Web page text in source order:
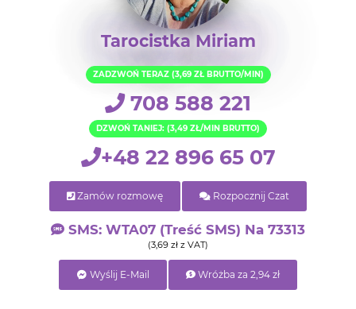
Tarocistka Miriam
ZADZWOŃ TERAZ (3,69 ZŁ BRUTTO/MIN)
708 588 221
DZWOŃ TANIEJ: (3,49 ZŁ/MIN BRUTTO)
+48 22 896 65 07
Zamów rozmowę Rozpocznij Czat
SMS: WTA07 (treść SMS) Na 73313
(3,69 zł z VAT)
Wyślij E-Mail Wróżba za 2,94 zł